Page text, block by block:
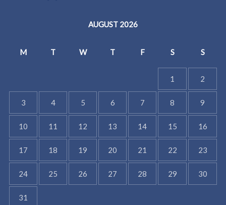
AUGUST 2026
M T W T F S S
1 2
3 4 5 6 7 8 9
10 11 12 13 14 15 16
17 18 19 20 21 22 23
24 25 26 27 28 29 30
31